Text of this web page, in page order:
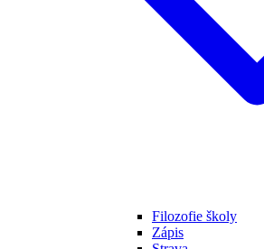
Filozofie školy
Zápis